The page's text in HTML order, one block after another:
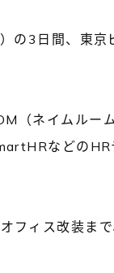
3日間、東
（ネイムル
などの
フィス改装ま